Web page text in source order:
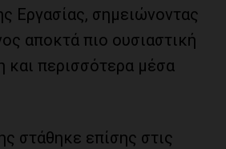
Εργασίας, σημειώνοντας
αποκτά πιο ουσιαστική
και περισσότερα μέσα
στάθηκε επίσης στις